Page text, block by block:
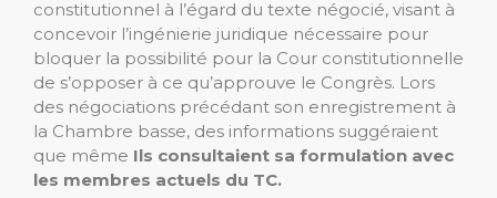
constitutionnel à l’égard du texte négocié, visant à
concevoir l’ingénierie juridique nécessaire pour
bloquer la possibilité pour la Cour constitutionnelle
de s’opposer à ce qu’approuve le Congrès. Lors
des négociations précédant son enregistrement à
la Chambre basse, des informations suggéraient
que même Ils consultaient sa formulation avec
les membres actuels du TC.